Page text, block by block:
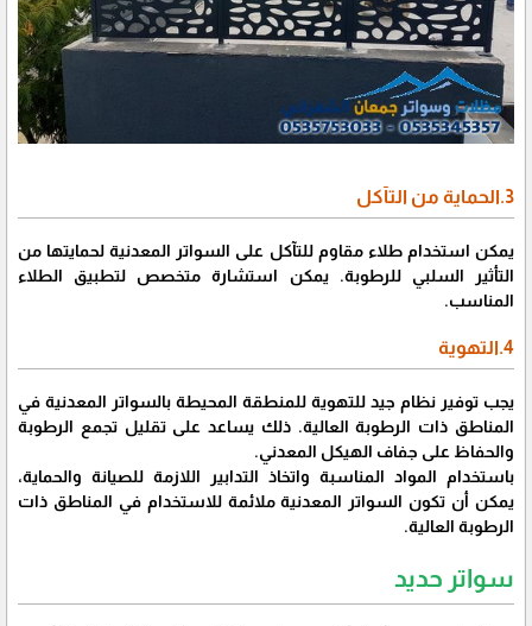
3.الحماية من التآكل
يمكن استخدام طلاء مقاوم للتآكل على السواتر المعدنية لحمايتها من
التأثير السلبي للرطوبة. يمكن استشارة متخصص لتطبيق الطلاء
المناسب.
4.التهوية
يجب توفير نظام جيد للتهوية للمنطقة المحيطة بالسواتر المعدنية في
المناطق ذات الرطوبة العالية. ذلك يساعد على تقليل تجمع الرطوبة
والحفاظ على جفاف الهيكل المعدني.
باستخدام المواد المناسبة واتخاذ التدابير اللازمة للصيانة والحماية،
يمكن أن تكون السواتر المعدنية ملائمة للاستخدام في المناطق ذات
الرطوبة العالية.
سواتر حديد